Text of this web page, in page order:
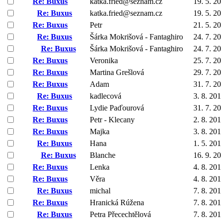
Re: Buxus
katka.fried@seznam.cz
19. 5.
Re: Buxus
Petr
21. 5.
Re: Buxus
Šárka Mokrišová - Fantaghiro
24. 7.
Re: Buxus
Šárka Mokrišová - Fantaghiro
24. 7.
Re: Buxus
Veronika
25. 7.
Re: Buxus
Martina Grešlová
29. 7.
Re: Buxus
Adam
31. 7.
Re: Buxus
kadlecová
3. 8.
Re: Buxus
Lydie Paďourová
31. 7.
Re: Buxus
Petr - Klecany
2. 8.
Re: Buxus
Majka
3. 8.
Re: Buxus
Hana
1. 5.
Re: Buxus
Blanche
16. 9.
Re: Buxus
Lenka
4. 8.
Re: Buxus
Věra
4. 8.
Re: Buxus
michal
7. 8.
Re: Buxus
Hranická Rúžena
7. 8.
Re: Buxus
Petra Přecechtělová 7. 8.